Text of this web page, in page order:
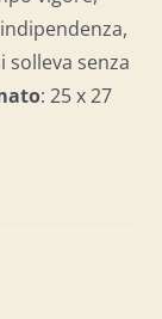
solleva senza
: 25 x 27